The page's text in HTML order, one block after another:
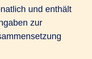
und enthält
zur